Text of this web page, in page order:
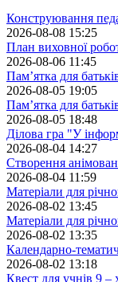
Конструювання
2026-08-08 15:25
План виховної
2026-08-06 11:45
Пам’ятка для
2026-08-05 19:05
Пам’ятка для
2026-08-05 18:48
Ділова гра "У
2026-08-04 14:27
Створення
2026-08-04 11:59
Матеріали для
2026-08-02 13:45
Матеріали для
2026-08-02 13:35
Календарно-
2026-08-02 13:18
Квест для учнів 9 –